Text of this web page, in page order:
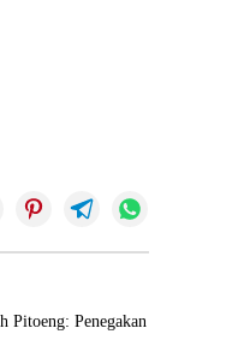
Pitoeng: Penegakan